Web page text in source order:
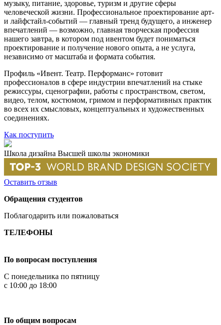
музыку, питание, здоровье, туризм и другие сферы
человеческой жизни. Профессиональное проектирование арт-
и лайфстайл-событий — главный тренд будущего, а инженер
впечатлений — возможно, главная творческая профессия
нашего завтра, в котором под ивентом будет пониматься
проектирование и получение нового опыта, а не услуга,
независимо от масштаба и формата события.
Профиль «Ивент. Театр. Перформанс» готовит
профессионалов в сфере индустрии впечатлений на стыке
режиссуры, сценографии, работы с пространством, светом,
видео, телом, костюмом, гримом и перформативных практик
во всех их смысловых, концептуальных и художественных
соединениях.
Как поступить
Школа дизайна Высшей школы экономики
Оставить отзыв
Обращения студентов
Поблагодарить или пожаловаться
ТЕЛЕФОНЫ
По вопросам поступления
С понедельника по пятницу
с 10:00 до 18:00
По общим вопросам